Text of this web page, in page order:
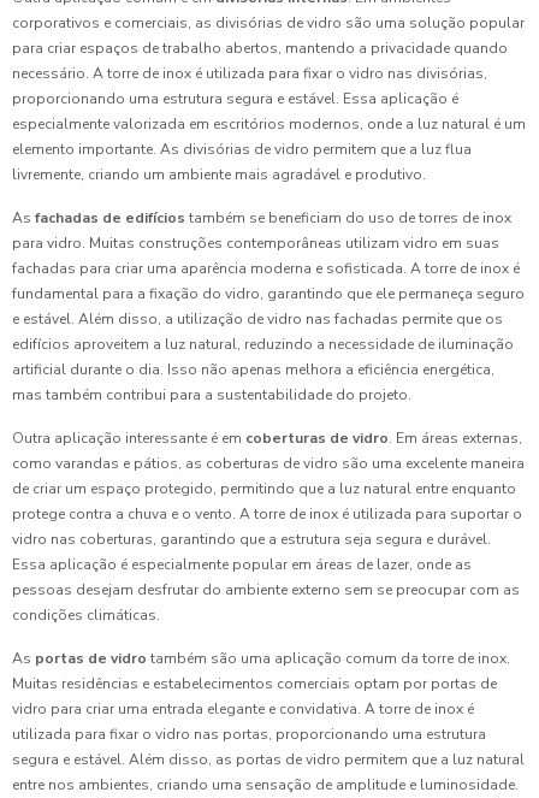
corporativos e comerciais, as divisórias de vidro são uma solução popular
para criar espaços de trabalho abertos, mantendo a privacidade quando
necessário. A torre de inox é utilizada para fixar o vidro nas divisórias,
proporcionando uma estrutura segura e estável. Essa aplicação é
especialmente valorizada em escritórios modernos, onde a luz natural é um
elemento importante. As divisórias de vidro permitem que a luz flua
livremente, criando um ambiente mais agradável e produtivo.
As fachadas de edifícios também se beneficiam do uso de torres de inox
para vidro. Muitas construções contemporâneas utilizam vidro em suas
fachadas para criar uma aparência moderna e sofisticada. A torre de inox é
fundamental para a fixação do vidro, garantindo que ele permaneça seguro
e estável. Além disso, a utilização de vidro nas fachadas permite que os
edifícios aproveitem a luz natural, reduzindo a necessidade de iluminação
artificial durante o dia. Isso não apenas melhora a eficiência energética,
mas também contribui para a sustentabilidade do projeto.
Outra aplicação interessante é em coberturas de vidro. Em áreas externas,
como varandas e pátios, as coberturas de vidro são uma excelente maneira
de criar um espaço protegido, permitindo que a luz natural entre enquanto
protege contra a chuva e o vento. A torre de inox é utilizada para suportar o
vidro nas coberturas, garantindo que a estrutura seja segura e durável.
Essa aplicação é especialmente popular em áreas de lazer, onde as
pessoas desejam desfrutar do ambiente externo sem se preocupar com as
condições climáticas.
As portas de vidro também são uma aplicação comum da torre de inox.
Muitas residências e estabelecimentos comerciais optam por portas de
vidro para criar uma entrada elegante e convidativa. A torre de inox é
utilizada para fixar o vidro nas portas, proporcionando uma estrutura
segura e estável. Além disso, as portas de vidro permitem que a luz natural
entre nos ambientes, criando uma sensação de amplitude e luminosidade.